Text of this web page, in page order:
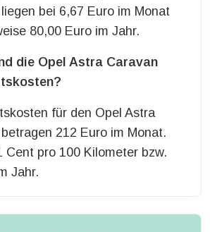
bei 6,67 Euro im Monat
80,00 Euro im Jahr.
die Opel Astra Caravan
für den Opel Astra
212 Euro im Monat.
Cent pro 100 Kilometer bzw.
Jahr.